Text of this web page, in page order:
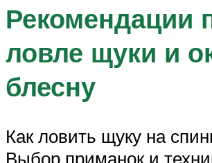
Рекомендации
ловле щуки и
блесну
Как ловить щуку на
Выбор приманок и